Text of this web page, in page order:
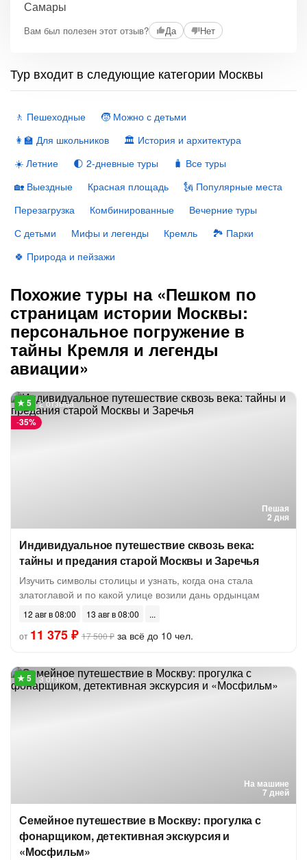
Самары
Вам был полезен этот отзыв? Да Нет
Тур входит в следующие категории Москвы
🚶 Пешеходные
🧒 Можно с детьми
👩‍🏫 Для школьников
🏛 История и архитектура
☀️ Летние
🌓 2-дневные туры
🧳 Все туры
🏡 Выездные
Красная площадь
🗽 Популярные места
Перезагрузка
Комбинированные
Вечерние туры
С детьми
Мифы и легенды Кремль
🏞 Парки
🍀 Природа и пейзажи
Похожие туры на «Пешком по
страницам истории Москвы:
персональное погружение в
тайны Кремля и легенды
авиации»
Пешая
2 дня
-35%
2 отзыва
Индивидуальное путешествие сквозь века:
тайны и предания старой Москвы и Заречья
Изучить символы столицы и узнать, когда она стала
златоглавой и по какой улице возили дань ордынцам
12 авг в 08:00
13 авг в 08:00
от 11 375 ₽ 17 500 ₽ за всё до 10 чел.
На машине
7 дней
3 отзыва
Семейное путешествие в Москву: прогулка с
фонарщиком, детективная экскурсия и
«Мосфильм»